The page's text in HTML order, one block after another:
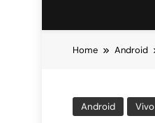
Home Android
Android Vivo